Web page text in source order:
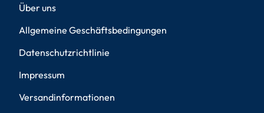
Über uns
Allgemeine Geschäftsbedingungen
Datenschutzrichtlinie
Impressum
Versandinformationen